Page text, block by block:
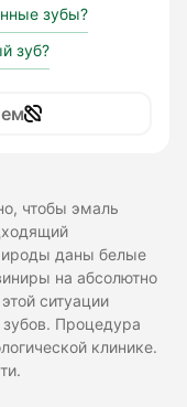
зубы?
зуб?
чтобы эмаль
даны белые
на абсолютно
ситуации
зубов. Процедура
клинике.